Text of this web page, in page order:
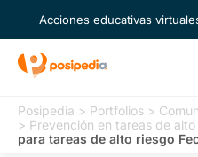
Acciones educativas
Posipedia > Portfolios >
> Prevención en tareas de
para tareas de alto riesgo